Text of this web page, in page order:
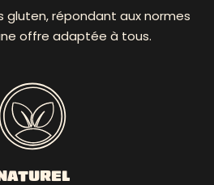
gluten, répondant aux normes
offre adaptée à tous.